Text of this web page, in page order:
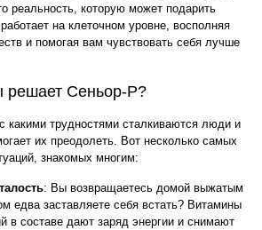
реальность, которую может подарить
на клеточном уровне, восполняя
и помогая вам чувствовать себя лучше
решает Сеньор-Р?
какими трудностями сталкиваются люди и
их преодолеть. Вот несколько самых
знакомых многим:
: Вы возвращаетесь домой выжатым
едва заставляете себя встать? Витамины
в составе дают заряд энергии и снимают